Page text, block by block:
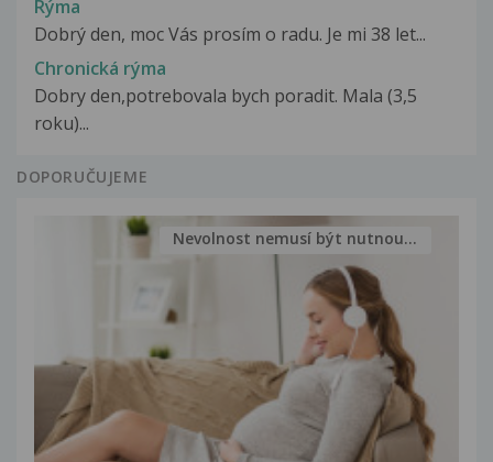
Rýma
Dobrý den, moc Vás prosím o radu. Je mi 38 let...
Chronická rýma
Dobry den,potrebovala bych poradit. Mala (3,5
roku)...
DOPORUČUJEME
Nevolnost nemusí být nutnou...